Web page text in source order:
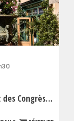
Grand Parc